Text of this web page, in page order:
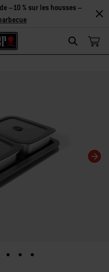
Search
–10 % sur les housses –